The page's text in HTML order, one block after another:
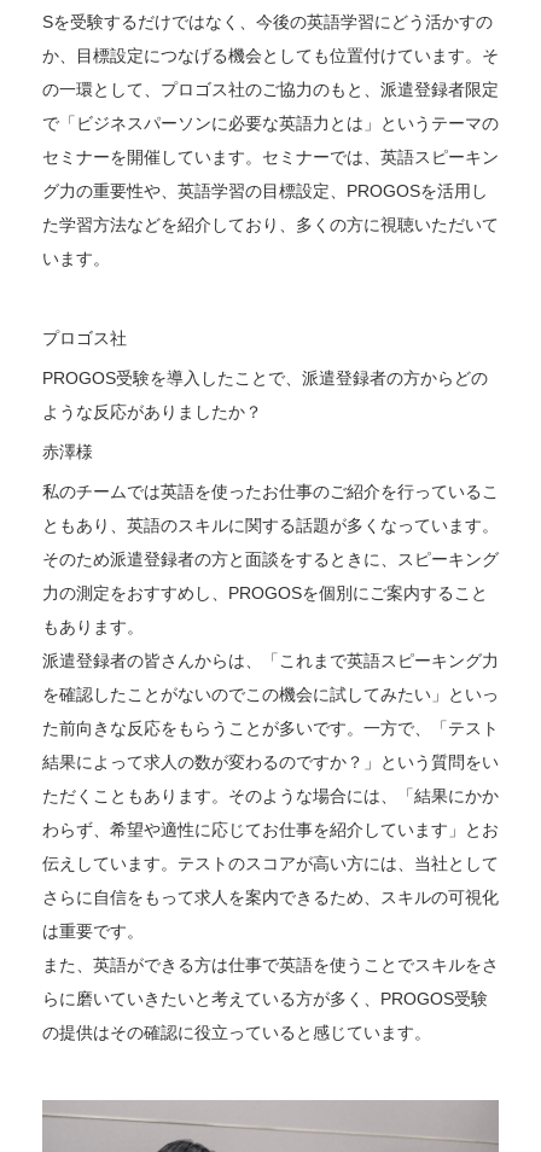
Sを受験するだけではなく、今後の英語学習にどう活かすの
か、目標設定につなげる機会としても位置付けています。そ
の一環として、プロゴス社のご協力のもと、派遣登録者限定
で「ビジネスパーソンに必要な英語力とは」というテーマの
セミナーを開催しています。セミナーでは、英語スピーキン
グ力の重要性や、英語学習の目標設定、PROGOSを活用し
た学習方法などを紹介しており、多くの方に視聴いただいて
います。
プロゴス社
PROGOS受験を導入したことで、派遣登録者の方からどの
ような反応がありましたか？
赤澤様
私のチームでは英語を使ったお仕事のご紹介を行っているこ
ともあり、英語のスキルに関する話題が多くなっています。
そのため派遣登録者の方と面談をするときに、スピーキング
力の測定をおすすめし、PROGOSを個別にご案内すること
もあります。
派遣登録者の皆さんからは、「これまで英語スピーキング力
を確認したことがないのでこの機会に試してみたい」といっ
た前向きな反応をもらうことが多いです。一方で、「テスト
結果によって求人の数が変わるのですか？」という質問をい
ただくこともあります。そのような場合には、「結果にかか
わらず、希望や適性に応じてお仕事を紹介しています」とお
伝えしています。テストのスコアが高い方には、当社として
さらに自信をもって求人を案内できるため、スキルの可視化
は重要です。
また、英語ができる方は仕事で英語を使うことでスキルをさ
らに磨いていきたいと考えている方が多く、PROGOS受験
の提供はその確認に役立っていると感じています。